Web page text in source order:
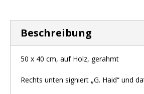
Beschreibung
50 x 40 cm, auf Holz, gerahmt
Rechts unten signiert „G. Haid“ und